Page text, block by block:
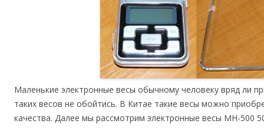
Маленькие электронные весы обычному человеку вряд ли
таких весов не обойтись. В Китае такие весы можно
качества. Далее мы рассмотрим электронные весы MH-500